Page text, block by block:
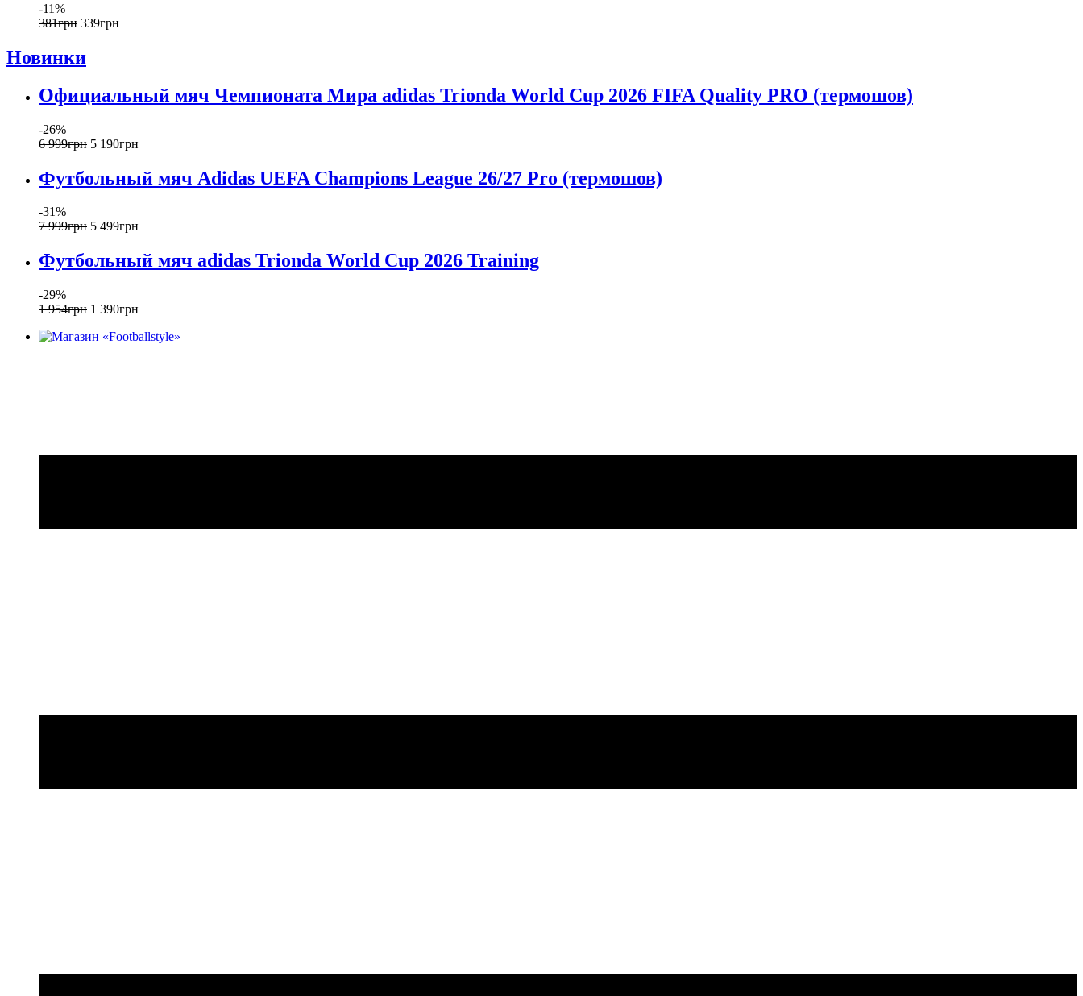
-11%
381грн 339грн
Новинки
Официальный мяч Чемпионата Мира adidas Trionda World Cup 2026 FIFA Quality PRO (термошов)
-26%
6 999грн 5 190грн
Футбольный мяч Adidas UEFA Champions League 26/27 Pro (термошов)
-31%
7 999грн 5 499грн
Футбольный мяч adidas Trionda World Cup 2026 Training
-29%
1 954грн 1 390грн